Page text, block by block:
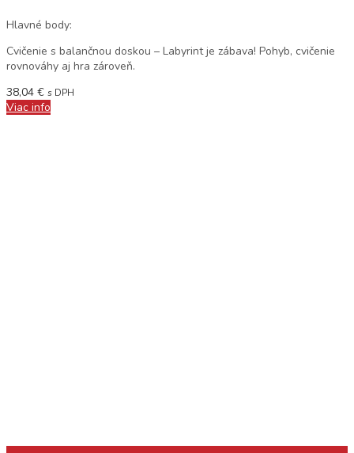
Hlavné body:
Cvičenie s balančnou doskou – Labyrint je zábava! Pohyb, cvičenie
rovnováhy aj hra zároveň.
38,04 € s DPH
Viac info